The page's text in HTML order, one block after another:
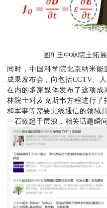
图9 王中林院士拓
同时，中国科学院北京纳米
成果发布会，向包括CCTV、
在内的多家媒体发布了这项
林院士对麦克斯韦方程进行
和军事等需要无线通信的领域
一石激起千层浪，相关话题瞬